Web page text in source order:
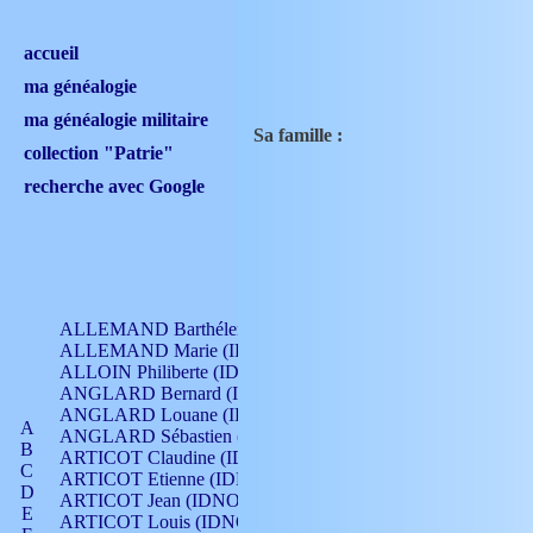
accueil
ma généalogie
ma généalogie militaire
collection "Patrie"
recherche avec Google
A
B
C
D
E
ALLEMAND Barthélemy (IDNO 330)
ALLEMAND Marie (IDNO 165)
ALLOIN Philiberte (IDNO 449)
ANGLARD Bernard (IDNO 4)
ANGLARD Louane (IDNO 4)
ANGLARD Sébastien (IDNO 4)
ARTICOT Claudine (IDNO 105)
ARTICOT Etienne (IDNO 420)
ARTICOT Jean (IDNO 210)
ARTICOT Louis (IDNO 420)
Sa famille :